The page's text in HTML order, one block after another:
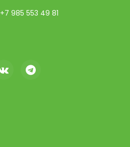
+7 985 553 49 81